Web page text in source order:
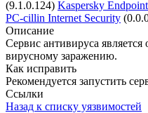
(9.1.0.124) Kaspersky
PC-cillin Internet Security
Описание
Сервис антивируса
вирусному заражению.
Как исправить
Рекомендуется запустить
Ссылки
Назад к списку уязвимостей